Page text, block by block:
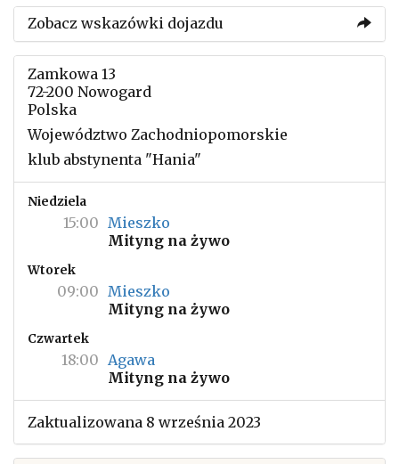
Zobacz wskazówki dojazdu
Zamkowa 13
72-200 Nowogard
Polska
Województwo Zachodniopomorskie
klub abstynenta "Hania"
Niedziela
15:00 Mieszko
Mityng na żywo
Wtorek
09:00 Mieszko
Mityng na żywo
Czwartek
18:00 Agawa
Mityng na żywo
Zaktualizowana 8 września 2023